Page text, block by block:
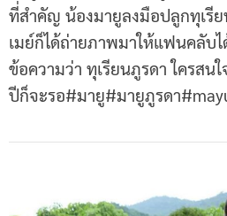
ที่สำคัญ น้องมายูลงมือปลูกทุเรีย
เมย์ก็ได้ถ่ายภาพมาให้แฟนคลับ
ข้อความว่า ทุเรียนภูรดา ใครสน
ปีก็จะรอ#มายู#มายูภูรดา